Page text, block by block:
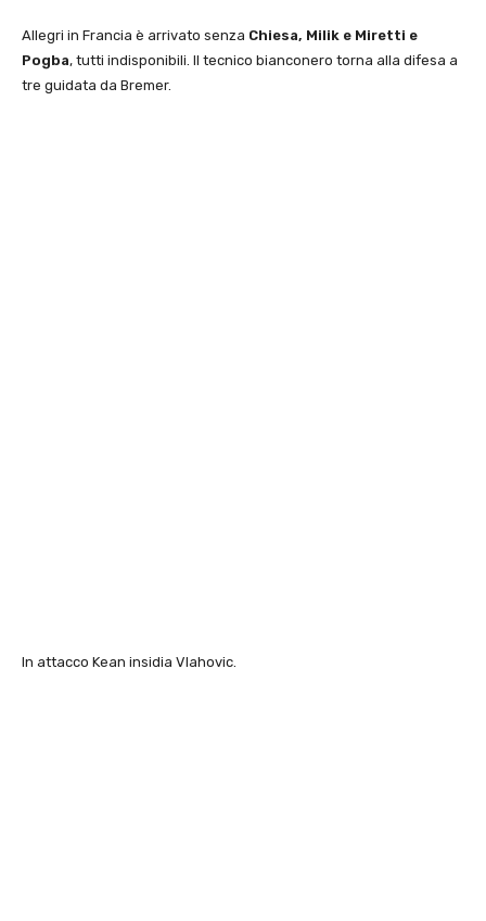
Allegri in Francia è arrivato senza Chiesa, Milik e Miretti e
Pogba, tutti indisponibili. Il tecnico bianconero torna alla difesa a
tre guidata da Bremer.
In attacco Kean insidia Vlahovic.